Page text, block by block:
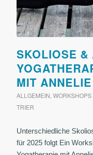
SKOLIOSE &
MIT
ALLGEMEIN,
TRIER
Unterschiedliche
für 2025 folgt Ein